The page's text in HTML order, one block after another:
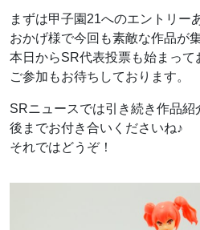
まずは甲子園21へのエントリー
おかげ様で今回も素敵な作品が
本日からSR代表投票も始まっ
ご参加もお待ちしております。
SRニュースでは引き続き作品
後までお付き合いくださいね♪
それではどうぞ！